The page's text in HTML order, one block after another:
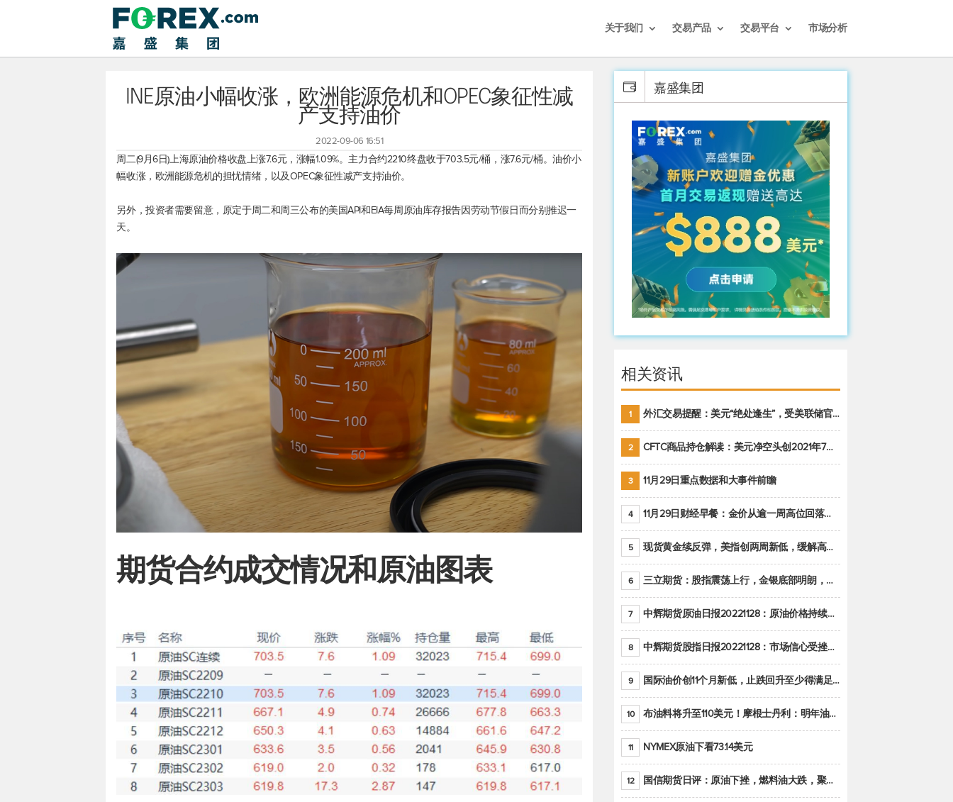
关于我们 交易产品 交易平台 市场分析
INE原油小幅收涨，欧洲能源危机和OPEC象征性减
产支持油价
2022-09-06 16:51
周二(9月6日)上海原油价格收盘上涨7.6元，涨幅1.09%。主力合约2210终盘收于703.5元/桶，涨7.6元/桶。油价小
幅收涨，欧洲能源危机的担忧情绪，以及OPEC象征性减产支持油价。
另外，投资者需要留意，原定于周二和周三公布的美国API和EIA每周原油库存报告因劳动节假日而分别推迟一
天。
期货合约成交情况和原油图表
嘉盛集团
相关资讯
1 外汇交易提醒：美元“绝处逢生”，受美联储官员鹰派讲话支撑
2 CFTC商品持仓解读：美元净空头创2021年7月以来最大，黄金期货投机性净多头头寸减少
3 11月29日重点数据和大事件前瞻
4 11月29日财经早餐：金价从逾一周高位回落，美联储官员重申鹰派立场推动美元回升
5 现货黄金续反弹，美指创两周新低，缓解高通胀美国须治本
6 三立期货：股指震荡上行，金银底部明朗，原油偏弱走势(20221128收评)
7 中辉期货原油日报20221128：原油价格持续下降，市场关注OPEC+新一轮产能政策
8 中辉期货股指日报20221128：市场信心受挫，股指全线回调
9 国际油价创11个月新低，止跌回升至少得满足二大条件之一
10 布油料将升至110美元！摩根士丹利：明年油市面临七大不确定性
11 NYMEX原油下看73.14美元
12 国信期货日评：原油下挫，燃料油大跌，聚烯烃谨慎回调